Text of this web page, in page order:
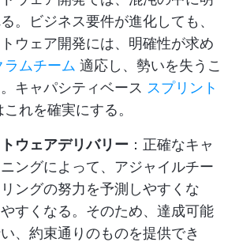
。ビジネス要件が進化しても、
ウェア開発には、明確性が求め
ラムチーム 適応し、勢いを失うこ
キャパシティベース スプリント
れを確実にする。
ウェアデリバリー ：正確なキャ
ングによって、アジャイルチー
ングの努力を予測しやすくな
すくなる。そのため、達成可能
、約束通りのものを提供でき